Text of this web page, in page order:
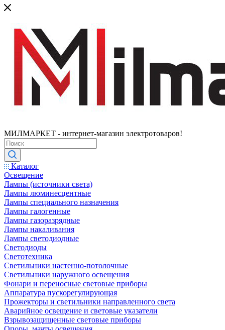
МИЛМАРКЕТ - интернет-магазин электротоваров!
Каталог
Освещение
Лампы (источники света)
Лампы люминесцентные
Лампы специального назначения
Лампы галогенные
Лампы газоразрядные
Лампы накаливания
Лампы светодиодные
Светодиоды
Светотехника
Светильники настенно-потолочные
Светильники наружного освещения
Фонари и переносные световые приборы
Аппаратура пускорегулирующая
Прожекторы и светильники направленного света
Аварийное освещение и световые указатели
Взрывозащищенные световые приборы